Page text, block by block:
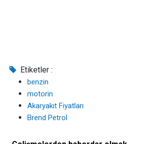
Etiketler :
benzin
motorin
Akaryakıt Fiyatları
Brend Petrol